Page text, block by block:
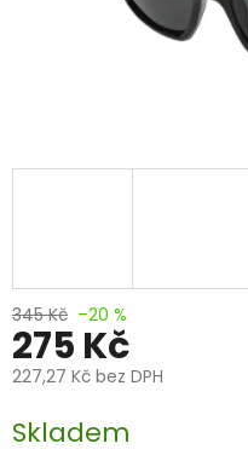
345 Kč –20 %
275 Kč
227,27 Kč bez DPH
cena:
Skladem